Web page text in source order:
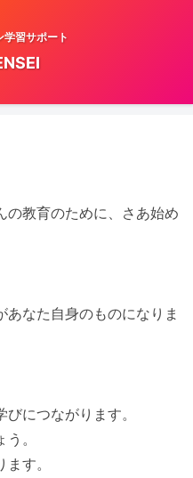
学習サポート
の教育のために、さあ始め
なた自身のものになりま
につながります。
。
す。